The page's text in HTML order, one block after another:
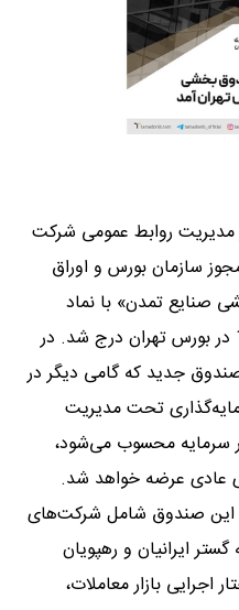
مدیریت روابط عمومی شرکت
سازمان بورس و اوراق
صنایع تمدن» با نماد
«دلتا» از تاریخ هفتم تیرماه 1405 در بورس تهران درج شد. در
جدید که گامی دیگر در
تحت مدیریت
سرمایه محسوب می‌شود،
این صندوق شامل شرکت‌های
ایرانیان و رهپویان
بازار معاملات،